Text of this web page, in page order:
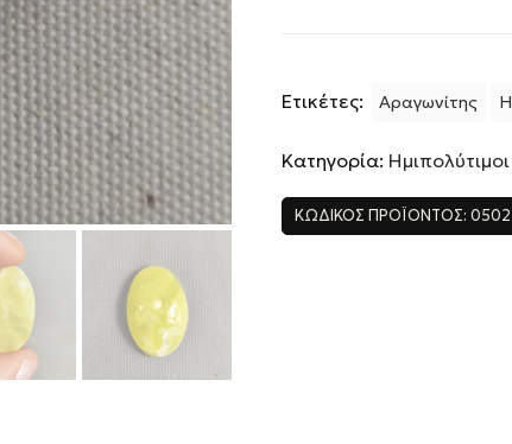
Ετικέτες: Αραγωνίτης
Κατηγορία: Ημιπολύτιμοι
ΚΩΔΙΚΌΣ ΠΡΟΪΌΝΤΟΣ: 0502